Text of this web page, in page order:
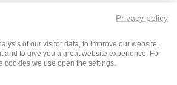
I
n
T
i
W
h
Privacy policy
of our visitor data, to improve our website,
and to give you a great website experience. For
cookies we use open the settings.